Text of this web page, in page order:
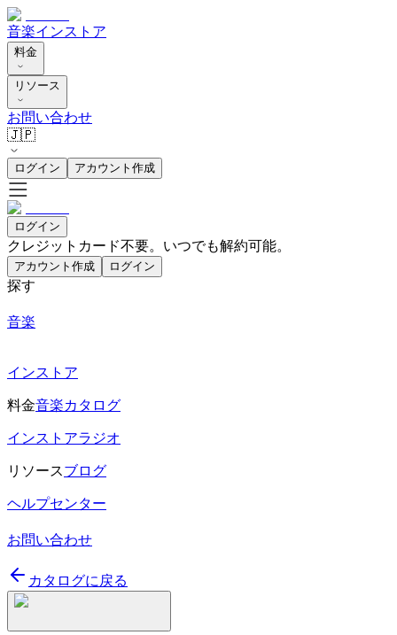
音楽インストア
料金
リソース
お問い合わせ
🇯🇵
ログイン アカウント作成
ログイン
クレジットカード不要。いつでも解約可能。
アカウント作成 ログイン
探す
音楽
インストア
料金音楽カタログ
インストアラジオ
リソースブログ
ヘルプセンター
お問い合わせ
カタログに戻る